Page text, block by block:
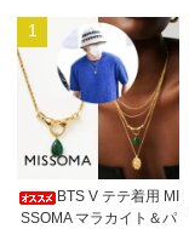
1
BTS V テテ着用 MI
SSOMA マラカイト＆パ